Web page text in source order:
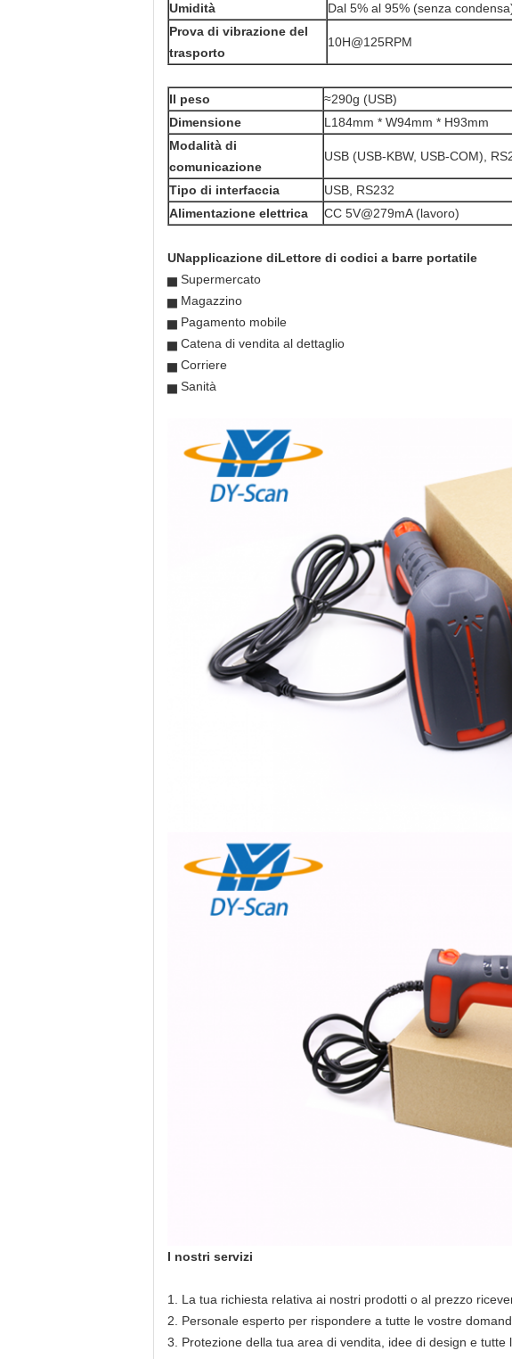
Umidità
Dal 5% al ​​95% (senza
Prova di vibrazione del
trasporto
10H@125RPM
Il peso
≈290g (USB)
Dimensione
L184mm * W94mm * H93mm
Modalità di
comunicazione
USB (USB-KBW, USB-COM),
Tipo di interfaccia
USB, RS232
Alimentazione elettrica
CC 5V@279mA (lavoro)
UNapplicazione diLettore di codici a barre portatile
▅ Supermercato
▅ Magazzino
▅ Pagamento mobile
▅ Catena di vendita al dettaglio
▅ Corriere
▅ Sanità
I nostri servizi
1. La tua richiesta relativa ai nostri prodotti o al prezzo
2. Personale esperto per rispondere a tutte le vostre
3. Protezione della tua area di vendita, idee di design e tutte